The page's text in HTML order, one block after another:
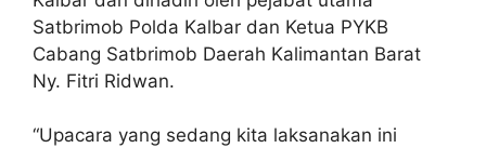
Satbrimob Polda Kalbar dan Ketua PYKB
Cabang Satbrimob Daerah Kalimantan Barat
Ny. Fitri Ridwan.
“Upacara yang sedang kita laksanakan ini